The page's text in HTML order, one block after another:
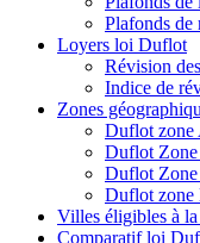
Plafonds de
Loyers loi Duflot
Révision
Indice de
Zones
Duflot zone
Duflot
Duflot Zone
Duflot zone
Villes éligibles à
Comparatif loi